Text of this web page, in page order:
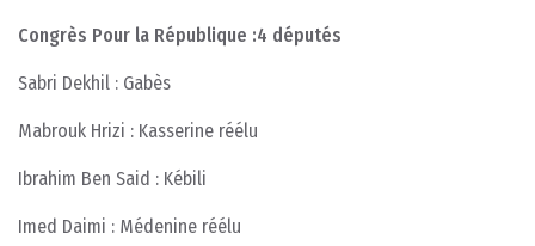
Congrès Pour la République :4 députés
Sabri Dekhil : Gabès
Mabrouk Hrizi : Kasserine réélu
Ibrahim Ben Said : Kébili
Imed Daimi : Médenine réélu